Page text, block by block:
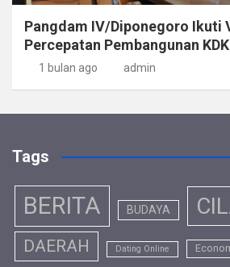
Pangdam IV/Diponegoro Ikuti
Percepatan Pembangunan
1 bulan ago admin
Tags
BERITA BUDAYA
DAERAH Dating Online